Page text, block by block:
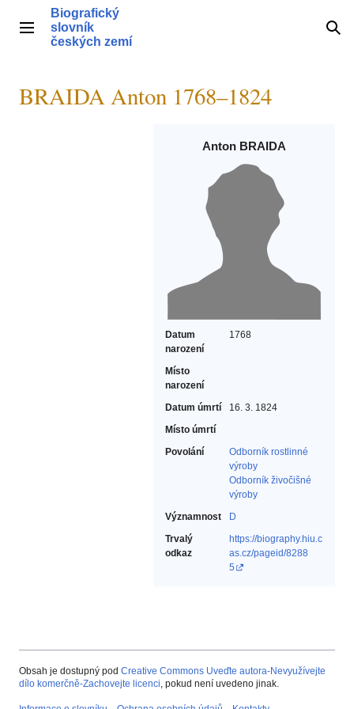
obsahHlavní menu
Biografický
slovník
českých zemí
BRAIDA Anton 1768–1824
Anton BRAIDA
Datum
narození
1768
Místo
narození
Datum úmrtí
16. 3. 1824
Místo úmrtí
Povolání
Odborník rostlinné
výroby‎
Odborník živočišné
výroby‎
Významnost
D
Trvalý
odkaz
https://biography.hiu.c
as.cz/pageid/8288
5
Obsah je dostupný pod Creative Commons Uveďte autora-Nevyužívejte
dílo komerčně-Zachovejte licenci, pokud není uvedeno jinak.